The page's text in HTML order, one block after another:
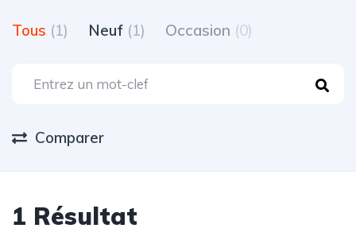
Tous (1) Neuf (1) Occasion (0)
Comparer
1 Résultat